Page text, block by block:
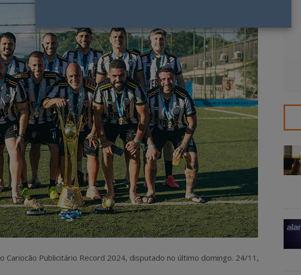
Cariocão Publicitário Record 2024, disputado no último domingo. 24/11,